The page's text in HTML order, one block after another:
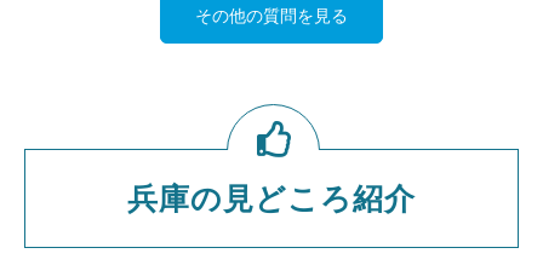
その他の質問を見る
兵庫の見どころ紹介